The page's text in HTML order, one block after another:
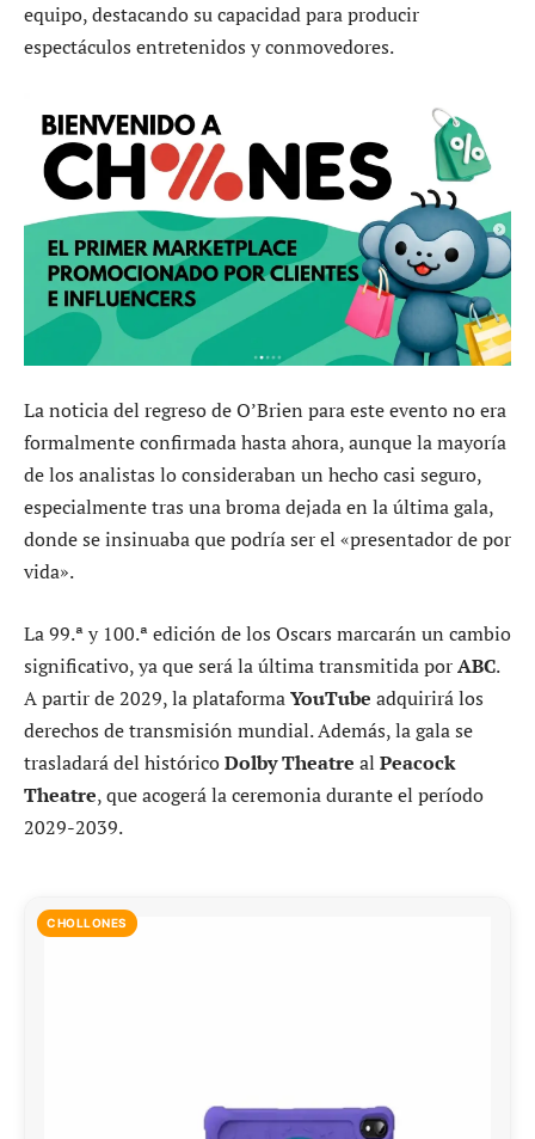
equipo, destacando su capacidad para producir
espectáculos entretenidos y conmovedores.
La noticia del regreso de O’Brien para este evento no era
formalmente confirmada hasta ahora, aunque la mayoría
de los analistas lo consideraban un hecho casi seguro,
especialmente tras una broma dejada en la última gala,
donde se insinuaba que podría ser el «presentador de por
vida».
La 99.ª y 100.ª edición de los Oscars marcarán un cambio
significativo, ya que será la última transmitida porABC.
A partir de 2029, la plataformaYouTube adquirirá los
derechos de transmisión mundial. Además, la gala se
trasladará del históricoDolby Theatre al Peacock
Theatre, que acogerá la ceremonia durante el período
2029-2039.
CHOLLONES